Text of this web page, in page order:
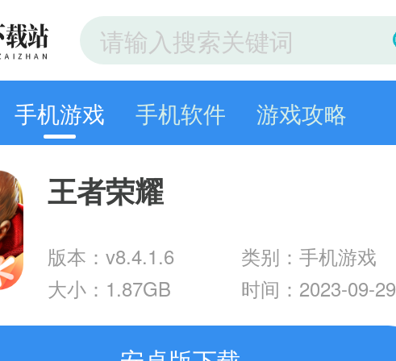
手机游戏 手机软件 游戏攻略
王者荣耀
版本：v8.4.1.6
类别：手机游戏
大小：1.87GB
时间：2023-09-29